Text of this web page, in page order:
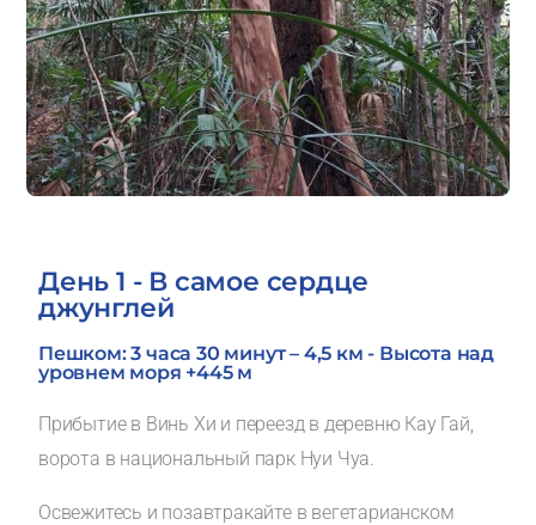
День 1 - В самое сердце
джунглей
Пешком: 3 часа 30 минут – 4,5 км - Высота над
уровнем моря +445 м
Прибытие в Винь Хи и переезд в деревню Кау Гай,
ворота в национальный парк Нуи Чуа.
Освежитесь и позавтракайте в вегетарианском